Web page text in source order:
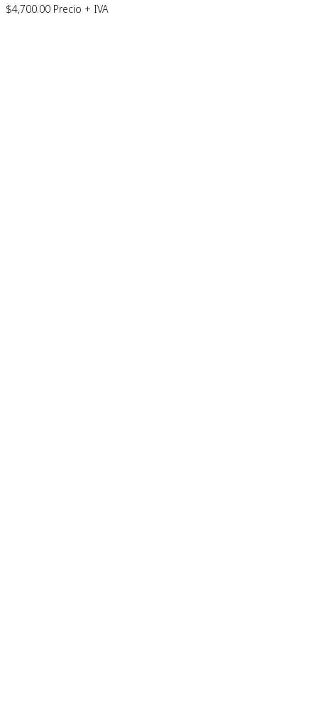
$4,700.00 Precio + IVA